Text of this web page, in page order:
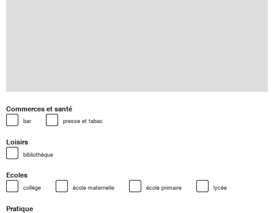
Commerces et santé
bar presse et tabac
Loisirs
bibliothèque
Ecoles
collège école maternelle école primaire lycée
Pratique